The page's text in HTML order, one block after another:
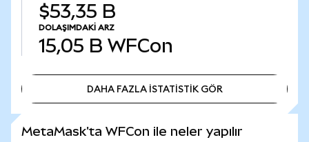
$53,35 B
DOLAŞIMDAKI ARZ
15,05 B WFCon
DAHA FAZLA İSTATİSTİK GÖR
MetaMask'ta WFCon ile neler yapılır